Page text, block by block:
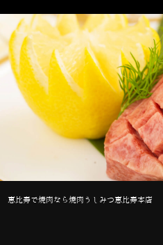
恵比寿で焼肉なら焼肉うしみつ恵比寿本店